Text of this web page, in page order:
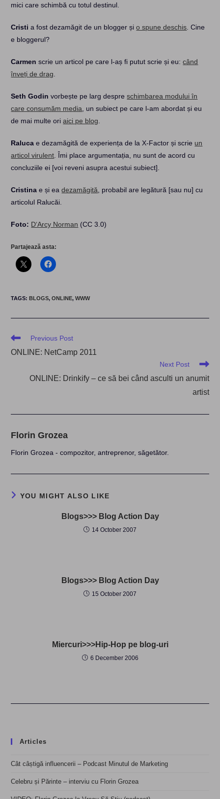
mici care schimbă cu totul destinul.
Cristi a fost dezamăgit de un blogger șio spune deschis . Cine
e bloggerul?
Carmen scrie un articol pe care l-aș fi putut scrie și eu:când
înveți de drag
Seth Godin vorbește pe larg despreschimbarea modului în
care consumăm media , un subiect pe care l-am abordat și eu
de mai multe oriaici pe blog
Raluca e dezamăgită de experiența de la X-Factor și scrie un
articol virulent . Îmi place argumentația, nu sunt de acord cu
concluziile ei [voi reveni asupra acestui subiect].
Cristina e și eadezamăgită , probabil are legătură [sau nu] cu
articolul Ralucăi.
Foto: D‘Arcy Norman (CC 3.0)
Partajează asta:
TAGS:BLOGS, ONLINE, WWW
Read
articles
Previous Post
ONLINE: NetCamp 2011
Next Post
ONLINE: Drinkify – ce să bei când asculti un anumit
artist
Florin Grozea
Florin Grozea - compozitor, antreprenor, săgetător.
YOU MIGHT ALSO LIKE
Blogs>>> Blog Action Day
14 October 2007
Blogs>>> Blog Action Day
15 October 2007
Miercuri>>>Hip-Hop pe blog-uri
6 December 2006
Articles
Cât câștigă influencerii – Podcast Minutul de Marketing
Celebru și Părinte – interviu cu Florin Grozea